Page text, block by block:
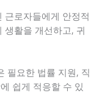
근로자들에게 안정적
생활을 개선하고, 귀
필요한 법률 지원, 직
쉽게 적응할 수 있